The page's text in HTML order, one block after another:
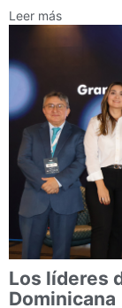
Leer más
Los líderes
Dominicana